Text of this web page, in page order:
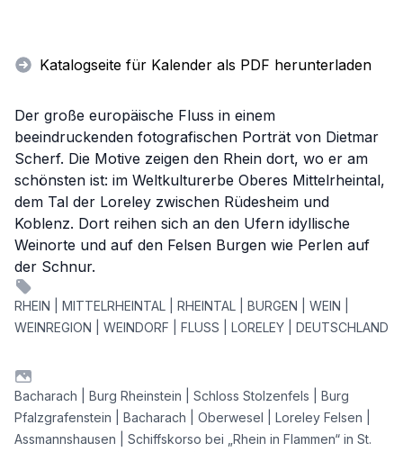
Katalogseite für Kalender als PDF herunterladen
Der große europäische Fluss in einem
beeindruckenden fotografischen Porträt von Dietmar
Scherf. Die Motive zeigen den Rhein dort, wo er am
schönsten ist: im Weltkulturerbe Oberes Mittelrheintal,
dem Tal der Loreley zwischen Rüdesheim und
Koblenz. Dort reihen sich an den Ufern idyllische
Weinorte und auf den Felsen Burgen wie Perlen auf
der Schnur.
RHEIN | MITTELRHEINTAL | RHEINTAL | BURGEN | WEIN |
WEINREGION | WEINDORF | FLUSS | LORELEY | DEUTSCHLAND
Bacharach | Burg Rheinstein | Schloss Stolzenfels | Burg
Pfalzgrafenstein | Bacharach | Oberwesel | Loreley Felsen |
Assmannshausen | Schiffskorso bei „Rhein in Flammen“ in St.